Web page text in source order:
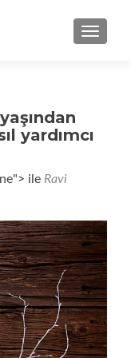
yardımcı
ile Ravi